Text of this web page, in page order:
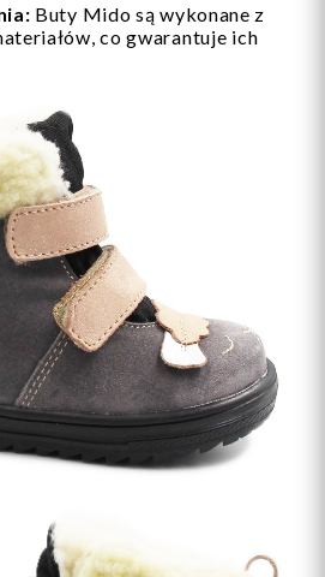
Buty Mido są wykonane z
co gwarantuje ich